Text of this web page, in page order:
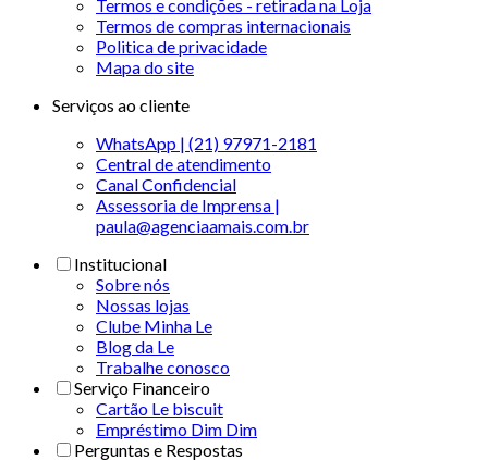
Termos e condições - retirada na Loja
Termos de compras internacionais
Politica de privacidade
Mapa do site
Serviços ao cliente
WhatsApp | (21) 97971-2181
Central de atendimento
Canal Confidencial
Assessoria de Imprensa |
paula@agenciaamais.com.br
Institucional
Sobre nós
Nossas lojas
Clube Minha Le
Blog da Le
Trabalhe conosco
Serviço Financeiro
Cartão Le biscuit
Empréstimo Dim Dim
Perguntas e Respostas